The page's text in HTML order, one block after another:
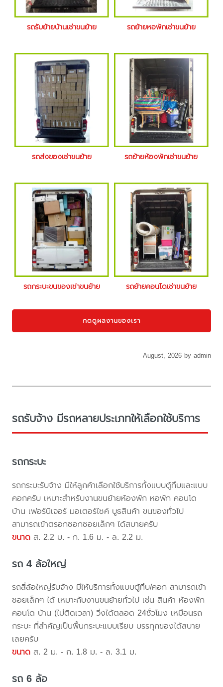
รถรับย้ายบ้านเช่าขนย้าย รถย้ายหอพักเช่าขนย้าย
รถส่งของเช่าขนย้าย รถย้ายห้องพักเช่าขนย้าย
รถกระบะขนของเช่าขนย้าย รถย้ายคอนโดเช่าขนย้าย
กดดูผลงานของเรา
August, 2026 by admin
รถรับจ้าง มีรถหลายประเภทให้เลือกใช้บริการ
รถกระบะ
รถกระบะรับจ้าง มีให้ลูกค้าเลือกใช้บริการทั้งแบบตู้ทึบและแบบ
คอกครับ เหมาะสำหรับงานขนย้ายห้องพัก หอพัก คอนโด
บ้าน เฟอร์นิเจอร์ มอเตอร์ไซค์ บูธสินค้า ขนของทั่วไป
สามารถเข้าตรอกซอกซอยเล็กๆ ได้สบายครับ
ขนาด ส. 2.2 ม. - ก. 1.6 ม. - ล. 2.2 ม.
รถ 4 ล้อใหญ่
รถสี่ล้อใหญ่รับจ้าง มีให้บริการทั้งแบบตู้ทึบ/คอก สามารถเข้า
ซอยเล็กๆ ได้ เหมาะกับงานขนย้ายทั่วไป เช่น สินค้า ห้องพัก
คอนโด บ้าน (ไม่ติดเวลา) วิ่งได้ตลอด 24ชั่วโมง เหมือนรถ
กระบะ ที่สำคัญเป็นพื้นกระบะแบบเรียบ บรรทุกของได้สบาย
เลยครับ
ขนาด ส. 2 ม. - ก. 1.8 ม. - ล. 3.1 ม.
รถ 6 ล้อ